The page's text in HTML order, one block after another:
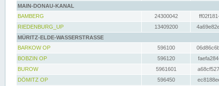
MAIN-DONAU-KANAL
BAMBERG
24300042
RIEDENBURG_UP
13409200
MÜRITZ-ELDE-WASSERSTRASSE
BARKOW OP
596100
BOBZIN OP
596120
BUROW
5961601
DÖMITZ OP
596450